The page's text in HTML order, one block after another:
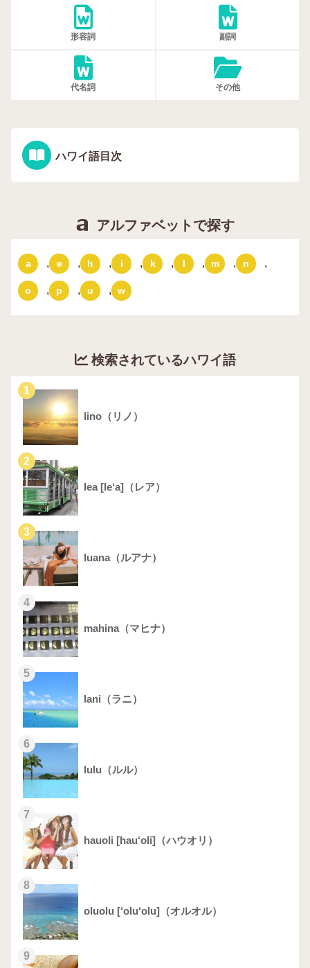
形容詞 副詞
代名詞 その他
ハワイ語目次
アルファベットで探す
a , e , h , i , k , l , m , n ,
o , p , u , w
検索されているハワイ語
1
lino（リノ）
2
lea [le‘a]（レア）
3
luana（ルアナ）
4
mahina（マヒナ）
5
lani（ラニ）
6
lulu（ルル）
7
hauoli [hau‘oli]（ハウオリ）
8
oluolu [‘olu‘olu]（オルオル）
9